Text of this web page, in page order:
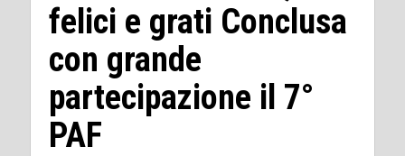
felici e grati Conclusa
con grande
partecipazione il 7°
PAF